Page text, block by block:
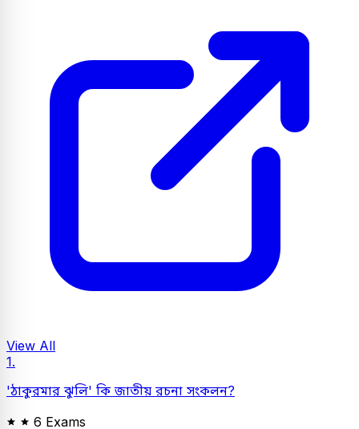
View All
1.
'ঠাকুরমার ঝুলি' কি জাতীয় রচনা সংকলন?
6 Exams